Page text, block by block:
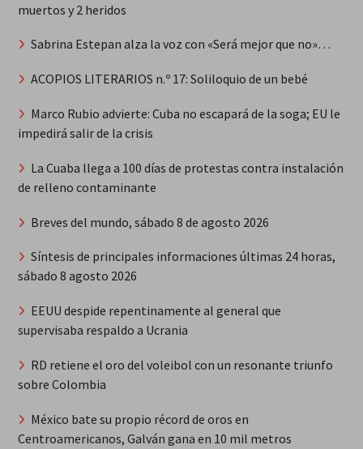
muertos y 2 heridos
Sabrina Estepan alza la voz con «Será mejor que no»…
ACOPIOS LITERARIOS n.º 17: Soliloquio de un bebé
Marco Rubio advierte: Cuba no escapará de la soga; EU le
impedirá salir de la crisis
La Cuaba llega a 100 días de protestas contra instalación
de relleno contaminante
Breves del mundo, sábado 8 de agosto 2026
Síntesis de principales informaciones últimas 24 horas,
sábado 8 agosto 2026
EEUU despide repentinamente al general que
supervisaba respaldo a Ucrania
RD retiene el oro del voleibol con un resonante triunfo
sobre Colombia
México bate su propio récord de oros en
Centroamericanos, Galván gana en 10 mil metros